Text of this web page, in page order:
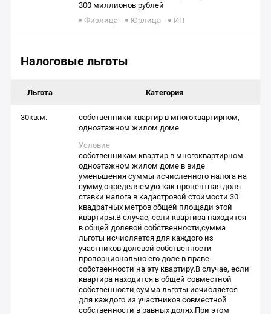
300 миллионов рублей
Физлица
Юрлица ИП
Налоговые льготы
Льгота Категория
30кв.м.
собственники квартир в многоквартирном,
одноэтажном жилом доме
Условие
собственникам квартир в многоквартирном
одноэтажном жилом доме в виде
уменьшения суммы исчисленного налога на
сумму,определяемую как процентная доля
ставки налога в кадастровой стоимости 30
квадратных метров общей площади этой
квартиры.В случае, если квартира находится
в общей долевой собственности,сумма
льготы исчисляется для каждого из
участников долевой собственности
пропорционально его доле в праве
собственности на эту квартиру.В случае, если
квартира находится в общей совместной
собственности,сумма льготы исчисляется
для каждого из участников совместной
собственности в равных долях.При этом